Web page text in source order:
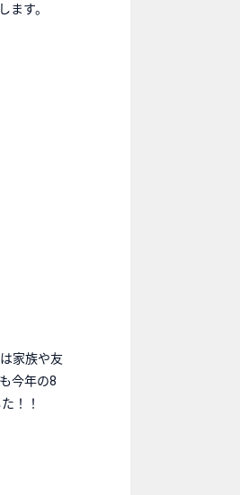
ます。
家族や友
今年の8
！！